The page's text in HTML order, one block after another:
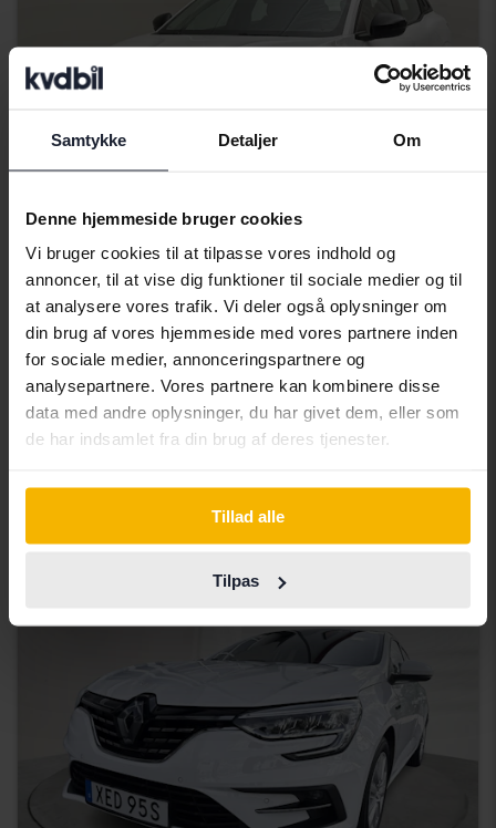
Samtykke Detaljer Om
Denne hjemmeside bruger cookies
Vi bruger cookies til at tilpasse vores indhold og
annoncer, til at vise dig funktioner til sociale medier og til
at analysere vores trafik. Vi deler også oplysninger om
din brug af vores hjemmeside med vores partnere inden
for sociale medier, annonceringspartnere og
analysepartnere. Vores partnere kan kombinere disse
data med andre oplysninger, du har givet dem, eller som
de har indsamlet fra din brug af deres tjenester.
Tillad alle
Tilpas
Certificeret
Renault Mégane
E-TECH 60kWh
2023
9 550 kilometer
El
Svedala
Førende bud 235 500 SEK
Med finansiering 2 300 SEK/måned